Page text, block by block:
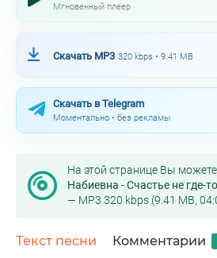
Мгновенный плеер
Скачать MP3 320 kbps • 9.41 MB
Скачать в Telegram
Моментально • без рекламы
На этой странице Вы можете
Набиевна - Счастье не где-
— MP3 320 kbps (9.41 MB,
Текст песни Комментарии